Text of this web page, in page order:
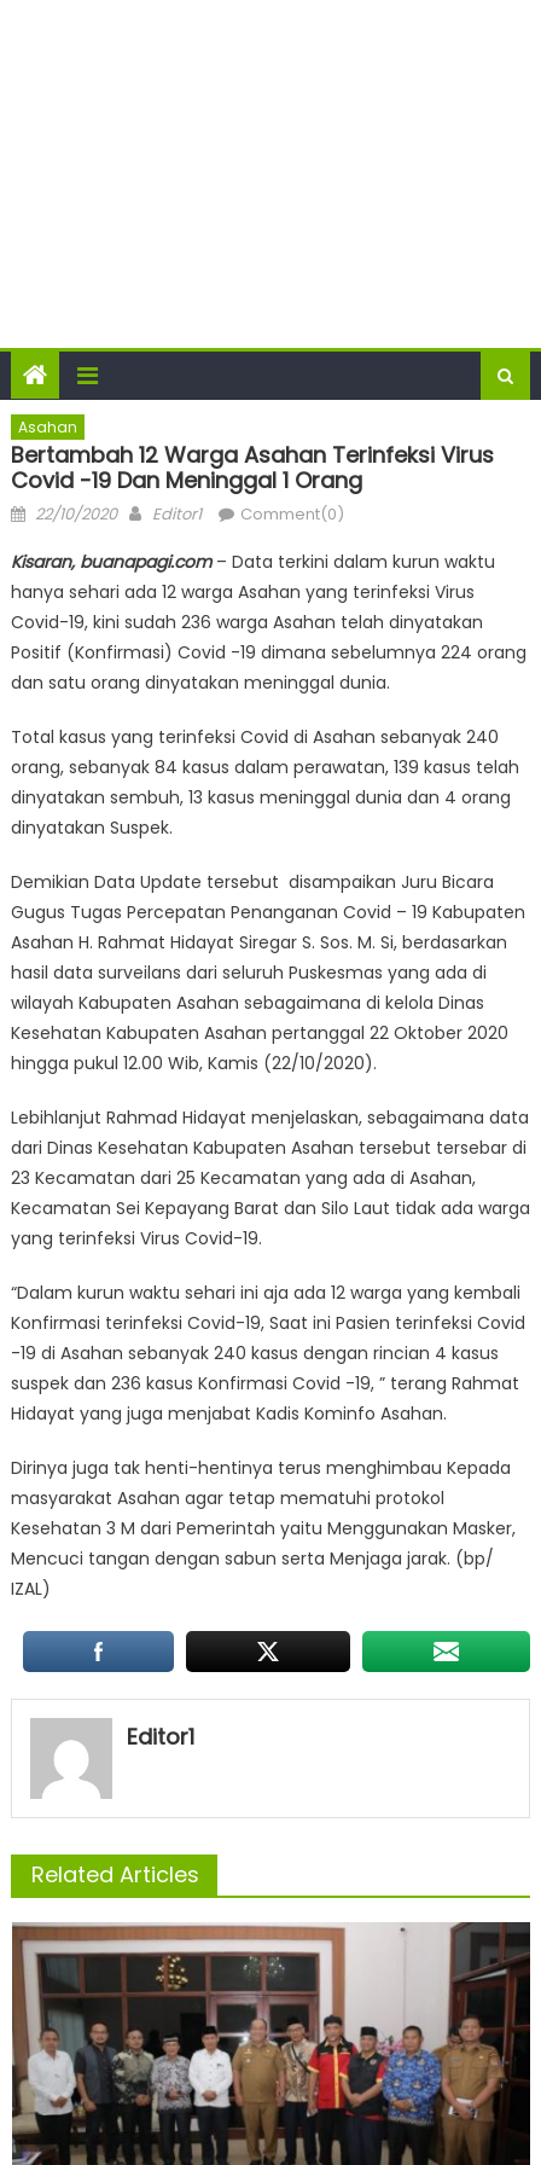
Asahan
Bertambah 12 Warga Asahan Terinfeksi Virus
Covid -19 Dan Meninggal 1 Orang
Posted
22/10/2020 Author
Editor1 Comment(0)
Kisaran, buanapagi.com– Data terkini dalam kurun waktu
hanya sehari ada 12 warga Asahan yang terinfeksi Virus
Covid-19, kini sudah 236 warga Asahan telah dinyatakan
Positif (Konfirmasi) Covid -19 dimana sebelumnya 224 orang
dan satu orang dinyatakan meninggal dunia.
Total kasus yang terinfeksi Covid di Asahan sebanyak 240
orang, sebanyak 84 kasus dalam perawatan, 139 kasus telah
dinyatakan sembuh, 13 kasus meninggal dunia dan 4 orang
dinyatakan Suspek.
Demikian Data Update tersebut disampaikan Juru Bicara
Gugus Tugas Percepatan Penanganan Covid – 19 Kabupaten
Asahan H. Rahmat Hidayat Siregar S. Sos. M. Si, berdasarkan
hasil data surveilans dari seluruh Puskesmas yang ada di
wilayah Kabupaten Asahan sebagaimana di kelola Dinas
Kesehatan Kabupaten Asahan pertanggal 22 Oktober 2020
hingga pukul 12.00 Wib, Kamis (22/10/2020).
Lebihlanjut Rahmad Hidayat menjelaskan, sebagaimana data
dari Dinas Kesehatan Kabupaten Asahan tersebut tersebar di
23 Kecamatan dari 25 Kecamatan yang ada di Asahan,
Kecamatan Sei Kepayang Barat dan Silo Laut tidak ada warga
yang terinfeksi Virus Covid-19.
“Dalam kurun waktu sehari ini aja ada 12 warga yang kembali
Konfirmasi terinfeksi Covid-19, Saat ini Pasien terinfeksi Covid
-19 di Asahan sebanyak 240 kasus dengan rincian 4 kasus
suspek dan 236 kasus Konfirmasi Covid -19, ” terang Rahmat
Hidayat yang juga menjabat Kadis Kominfo Asahan.
Dirinya juga tak henti-hentinya terus menghimbau Kepada
masyarakat Asahan agar tetap mematuhi protokol
Kesehatan 3 M dari Pemerintah yaitu Menggunakan Masker,
Mencuci tangan dengan sabun serta Menjaga jarak. (bp/
IZAL)
Editor1
Related Articles